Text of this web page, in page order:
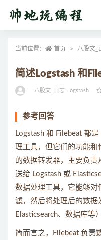
当前位置： 首页 八股文
简述Logstash 和
八股文_日志 Logstash
参考回答
Logstash 和 Filebeat 都
理工具，但它们的功能和
的数据转发器，主要负
送给 Logstash 或
数据处理工具，它能够对
滤，然后将处理后的数据
Elasticsearch、数据库等）
简而言之，Filebeat 负责